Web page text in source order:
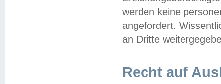
werden keine
angefordert.
an Dritte
Recht auf